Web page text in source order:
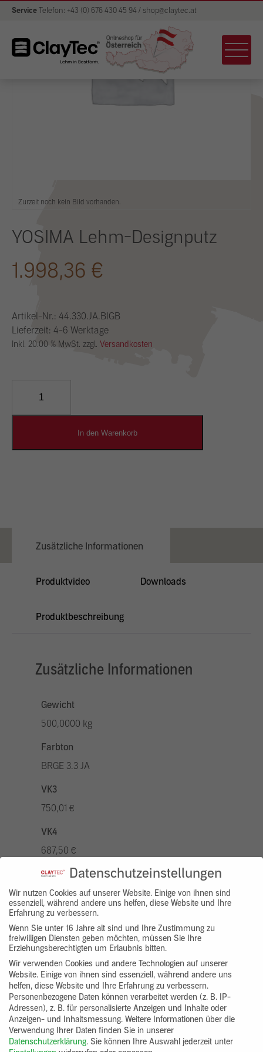
Service Telefon: +43 (0) 676 430 45 94 / shop@claytec.at
Zurzeit noch kein Bild vorhanden.
YOSIMA Lehm-Designputz
1.998,36 €
Artikel-Nr.: 44.330.JA.BIGB
Lieferzeit: 4-6 Werktage
Inkl. 20.00 % MwSt. zzgl. Versandkosten
Designputz
In den Warenkorb
Zusätzliche Informationen
Produktvideo Downloads
Produktbeschreibung
Zusätzliche Informationen
Gewicht
500,0000 kg
Farbton
BRGE 3.3 JA
VK3
750,01 €
VK4
687,50 €
VK5
875,01 €
VK7
625,00 €
Gruppenprodukt
yosima_designputz_bigb
Datenschutzeinstellungen
Wir nutzen Cookies auf unserer Website. Einige von ihnen sind
essenziell, während andere uns helfen, diese Website und Ihre
Erfahrung zu verbessern.
Wenn Sie unter 16 Jahre alt sind und Ihre Zustimmung zu
freiwilligen Diensten geben möchten, müssen Sie Ihre
Erziehungsberechtigten um Erlaubnis bitten.
Wir verwenden Cookies und andere Technologien auf unserer
Website. Einige von ihnen sind essenziell, während andere uns
helfen, diese Website und Ihre Erfahrung zu verbessern.
Personenbezogene Daten können verarbeitet werden (z. B. IP-
Adressen), z. B. für personalisierte Anzeigen und Inhalte oder
Anzeigen- und Inhaltsmessung. Weitere Informationen über die
Verwendung Ihrer Daten finden Sie in unserer
Datenschutzerklärung. Sie können Ihre Auswahl jederzeit unter